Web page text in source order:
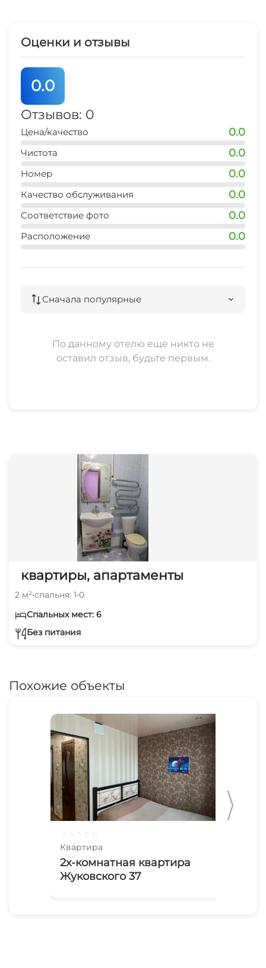
Оценки и отзывы
0.0
Отзывов: 0
Цена/качество 0.0
Чистота 0.0
Номер 0.0
Качество обслуживания 0.0
Соответствие фото 0.0
Расположение 0.0
Сначала популярные
По данному отелю еще никто не
оставил отзыв, будьте первым.
квартиры, апартаменты
2 м²•спальня: 1•0
Спальных мест: 6
Без питания
Похожие объекты
Квартира
2х-комнатная квартира
Жуковского 37